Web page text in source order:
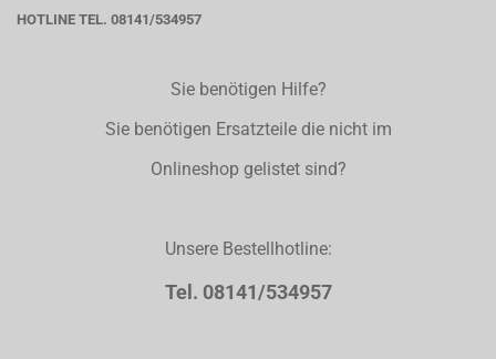
HOTLINE TEL. 08141/534957
Sie benötigen Hilfe?
Sie benötigen Ersatzteile die nicht im
Onlineshop gelistet sind?
Unsere Bestellhotline:
Tel. 08141/534957